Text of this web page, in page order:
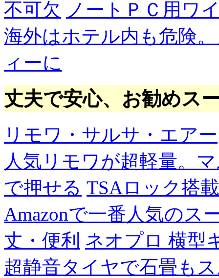
不可欠 ノートＰＣ用ワ
海外はホテル内も危険
ィーに
丈夫で安心、お勧めス
リモワ・サルサ・エアー
人気リモワが超軽量。
で押せる TSAロック搭
Amazonで一番人気のス
丈・便利 ネオプロ 横型
超静音タイヤで石畳も